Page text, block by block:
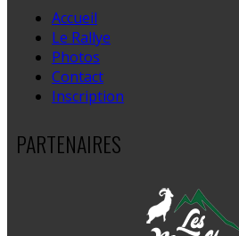
Accueil
Le Rallye
Photos
Contact
Inscription
PARTENAIRES